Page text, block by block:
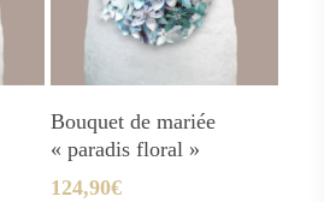
Ajouter Au Panier
Bouquet de mariée
« paradis floral »
124,90€